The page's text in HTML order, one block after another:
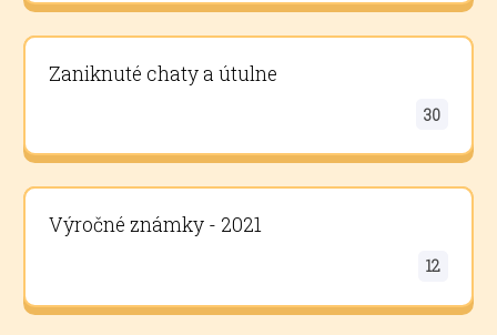
Zaniknuté chaty a útulne
30
Výročné známky - 2021
12